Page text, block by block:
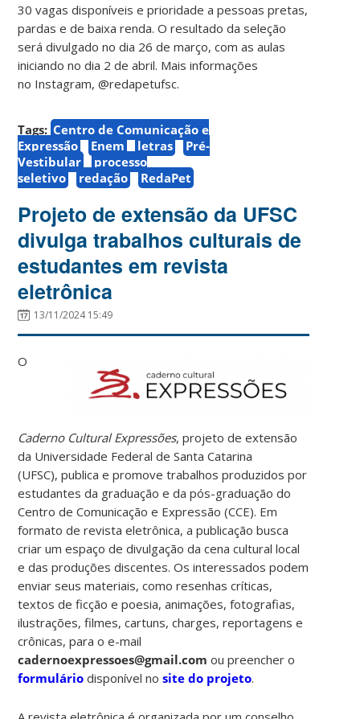
30 vagas disponíveis e prioridade a pessoas pretas,
pardas e de baixa renda. O resultado da seleção
será divulgado no dia 26 de março, com as aulas
iniciando no dia 2 de abril. Mais informações
no Instagram, @redapetufsc.
Tags: Centro de Comunicação e
Expressão
Enem letras
Pré-
Vestibular
processo
seletivo
redação RedaPet
Projeto de extensão da UFSC
divulga trabalhos culturais de
estudantes em revista
eletrônica
13/11/2024 15:49
O
Caderno Cultural Expressões, projeto de extensão
da Universidade Federal de Santa Catarina
(UFSC), publica e promove trabalhos produzidos por
estudantes da graduação e da pós-graduação do
Centro de Comunicação e Expressão (CCE). Em
formato de revista eletrônica, a publicação busca
criar um espaço de divulgação da cena cultural local
e das produções discentes. Os interessados podem
enviar seus materiais, como resenhas críticas,
textos de ficção e poesia, animações, fotografias,
ilustrações, filmes, cartuns, charges, reportagens e
crônicas, para o e-mail
cadernoexpressoes@gmail.com ou preencher o
formulário disponível nosite do projeto.